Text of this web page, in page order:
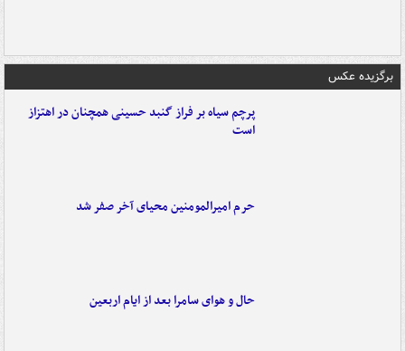
برگزیده عکس
پرچم سیاه بر فراز گنبد حسینی همچنان در اهتزاز
است
حرم امیرالمومنین محیای آخر صفر شد
حال و هوای سامرا بعد از ایام اربعین